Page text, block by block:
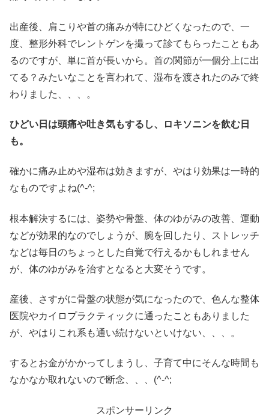
出産後、肩こりや首の痛みが特にひどくなったので、一
度、整形外科でレントゲンを撮って診てもらったこともあ
るのですが、単に首が長いから。首の関節が一個分上に出
てる？みたいなことを言われて、湿布を渡されたのみで終
わりました、、、。
ひどい日は頭痛や吐き気もするし、ロキソニンを飲む日
も。
確かに痛み止めや湿布は効きますが、やはり効果は一時的
なものですよね(^-^;
根本解決するには、姿勢や骨盤、体のゆがみの改善、運動
などが効果的なのでしょうが、腕を回したり、ストレッチ
などは毎日のちょっとした自覚で行えるかもしれません
が、体のゆがみを治すとなると大変そうです。
産後、さすがに骨盤の状態が気になったので、色んな整体
医院やカイロプラクティックに通ったこともありました
が、やはりこれ系も通い続けないといけない、、、。
するとお金がかかってしまうし、子育て中にそんな時間も
なかなか取れないので断念、、、(^-^;
スポンサーリンク